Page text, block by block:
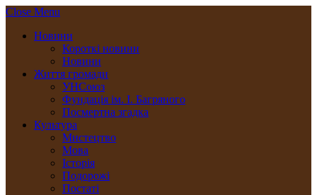
Close Menu
Новини
Короткі новини
Новини
Життя громади
УНСоюз
Фундація ім. І. Багряного
Посмертна згадка
Культура
Мистецтво
Мова
Історія
Подорожі
Постаті